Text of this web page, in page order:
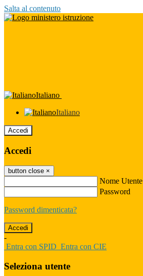
Salta al contenuto
Italiano
Italiano
Accedi
Accedi
button close ×
Nome Utente
Password
Password dimenticata?
-
Entra con SPID Entra con CIE
Seleziona utente